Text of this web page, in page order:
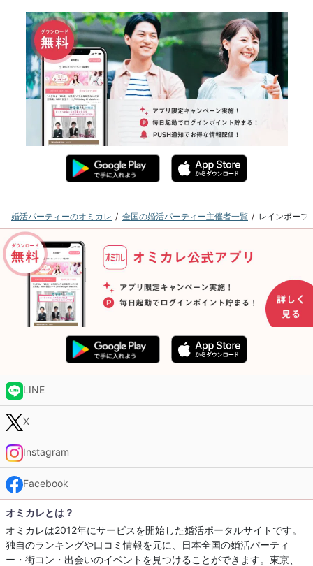
婚活パーティーのオミカレ 全国の婚活パーティー主催者一覧 レインボーフ
LINE
X
Instagram
Facebook
オミカレとは？
オミカレは2012年にサービスを開始した婚活ポータルサイトです。
独自のランキングや口コミ情報を元に、日本全国の婚活パーティ
ー・街コン・出会いのイベントを見つけることができます。東京、